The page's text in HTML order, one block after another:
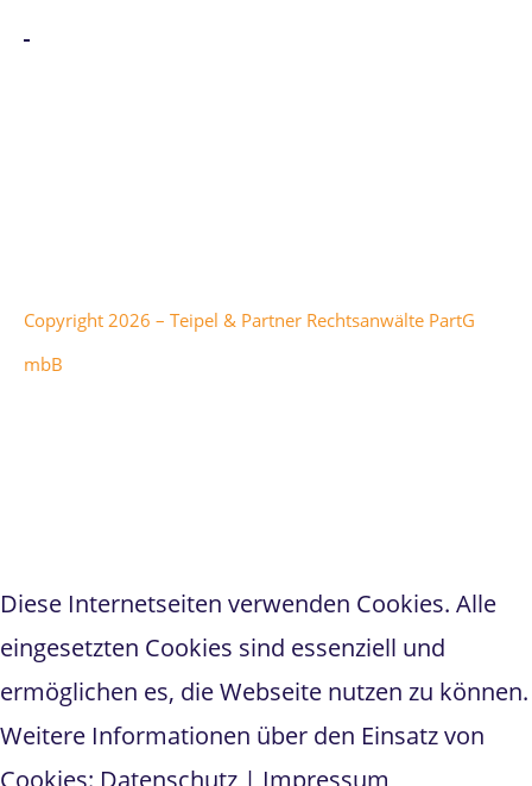
Copyright 2026 – Teipel & Partner Rechtsanwälte PartG
mbB
Diese Internetseiten verwenden Cookies. Alle
eingesetzten Cookies sind essenziell und
ermöglichen es, die Webseite nutzen zu können.
Weitere Informationen über den Einsatz von